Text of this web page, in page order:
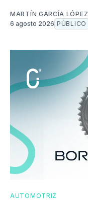
MARTÍN GARCÍA LÓPEZ
6 agosto 2026 PÚBLICO
AUTOMOTRIZ